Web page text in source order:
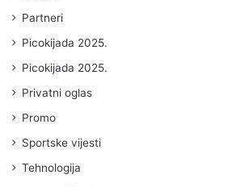
Partneri
Picokijada 2025.
Picokijada 2025.
Privatni oglas
Promo
Sportske vijesti
Tehnologija